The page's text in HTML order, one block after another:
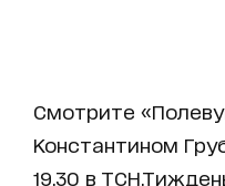
Смотрите
Константином
19.30 в ТСН.Тиждень